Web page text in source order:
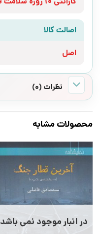
اصالت کالا
اصل
نظرات (0)
محصولات مشابه
در انبار موجود نمی باشد